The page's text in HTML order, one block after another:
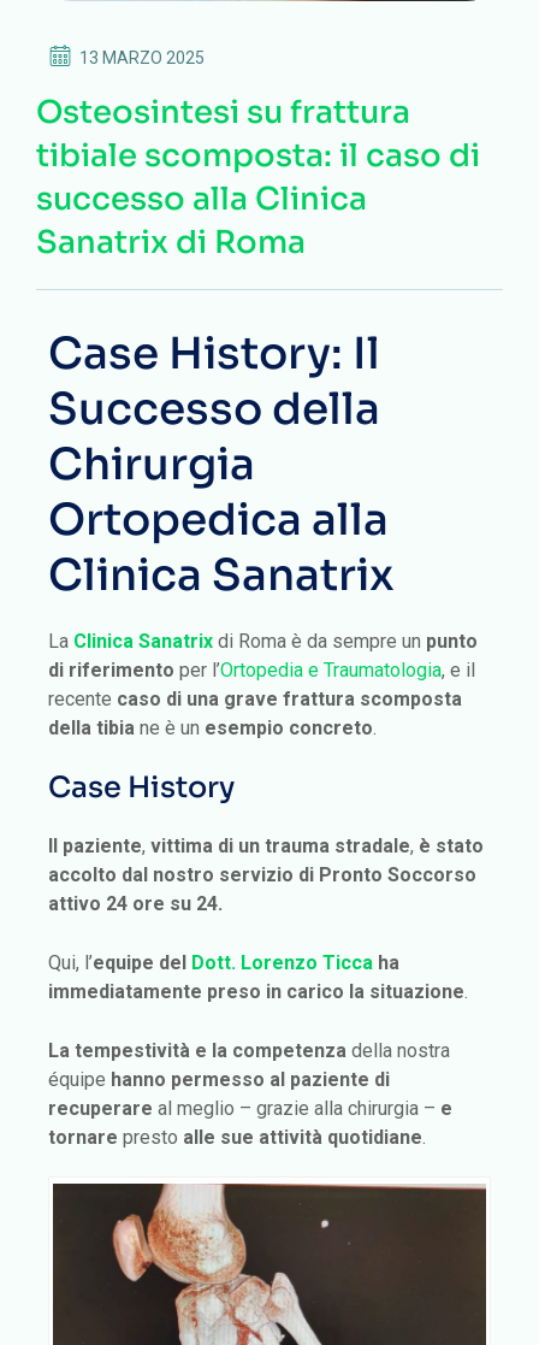
13 MARZO 2025
Osteosintesi su frattura
tibiale scomposta: il caso di
successo alla Clinica
Sanatrix di Roma
Case History: Il
Successo della
Chirurgia
Ortopedica alla
Clinica Sanatrix
La Clinica Sanatrix di Roma è da sempre un punto
di riferimento per l’Ortopedia e Traumatologia, e il
recente caso di una grave frattura scomposta
della tibia ne è un esempio concreto
Case History
Il paziente, vittima di un trauma stradale, è stato
accolto dal nostro servizio di Pronto Soccorso
attivo 24 ore su 24.
Qui, l’equipe del Dott. Lorenzo Ticca ha
immediatamente preso in carico la situazione
La tempestività e la competenza della nostra
équipe hanno permesso al paziente di
recuperare al meglio – grazie alla chirurgia – e
tornare presto alle sue attività quotidiane